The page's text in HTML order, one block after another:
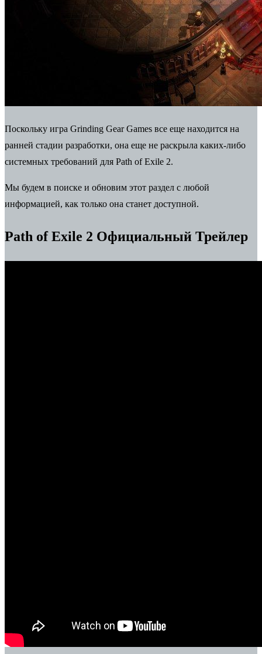
Поскольку игра Grinding Gear Games все еще находится на
ранней стадии разработки, она еще не раскрыла каких-либо
системных требований для Path of Exile 2.
Мы будем в поиске и обновим этот раздел с любой
информацией, как только она станет доступной.
Path of Exile 2 Официальный Трейлер